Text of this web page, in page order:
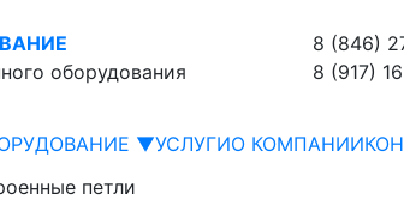
оборудования
8 (846)
8 (917)
▼УСЛУГИО КОМПАНИИ
петли